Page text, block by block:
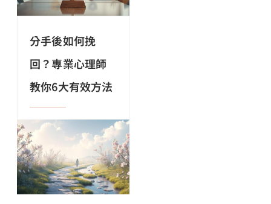
分手後如何挽
回？專業心理師
教你6大有效方法